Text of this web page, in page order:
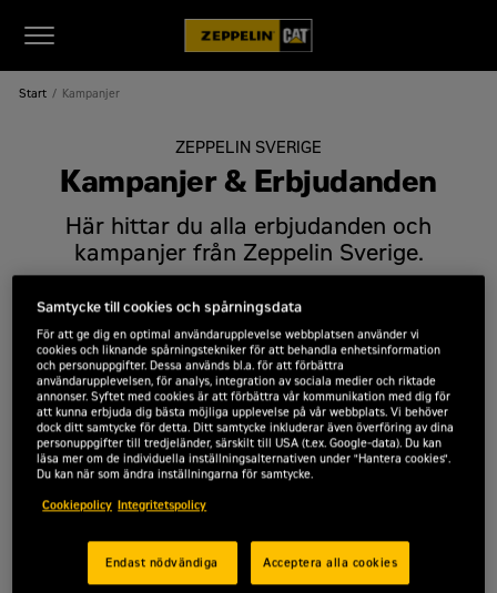
Start Kampanjer
ZEPPELIN SVERIGE
Kampanjer & Erbjudanden
Här hittar du alla erbjudanden och
kampanjer från Zeppelin Sverige.
ME Edition
Som ME-medlem får du tillgång till
förmånliga maskinpaket – med
rabatterade serviceavtal,
förlängda garantier och förmånlig
finansiering. Maskinerna är Next
Gen-modeller, skräddarsydda för
branschens behov med fokus på
Läs mer
Reservdelsrabatt
Rabatt på reservdelar för dig som
Samtycke till cookies och spårningsdata
För att ge dig en optimal användarupplevelse webbplatsen använder vi
cookies och liknande spårningstekniker för att behandla enhetsinformation
och personuppgifter. Dessa används bl.a. för att förbättra
användarupplevelsen, för analys, integration av sociala medier och riktade
annonser. Syftet med cookies är att förbättra vår kommunikation med dig för
att kunna erbjuda dig bästa möjliga upplevelse på vår webbplats. Vi behöver
dock ditt samtycke för detta. Ditt samtycke inkluderar även överföring av dina
personuppgifter till tredjeländer, särskilt till USA (t.ex. Google-data). Du kan
läsa mer om de individuella inställningsalternativen under "Hantera cookies".
Du kan när som ändra inställningarna för samtycke.
Cookiepolicy Integritetspolicy
Endast nödvändiga Acceptera alla cookies